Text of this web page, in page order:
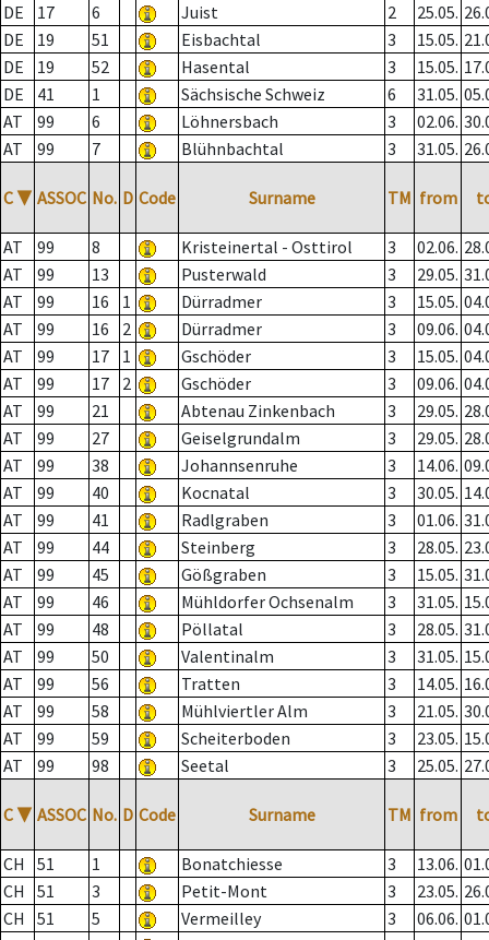
DE 17 6 Juist 2 25.05.
DE
19 51 Eisbachtal 3 15.05.
DE
19 52 Hasental 3 15.05.
DE
41 1 Sächsische Schweiz 6 31.05.
AT
99 6 Löhnersbach 3 02.06.
AT
99 7 Blühnbachtal 3 31.05.
C ▼ ASSOC No. D Code Surname TM from
AT 99 8 Kristeinertal - Osttirol 3 02.06.
AT
99 13 Pusterwald 3 29.05.
AT
99 16 1 Dürradmer 3 15.05.
AT
99 16 2 Dürradmer 3 09.06.
AT
99 17 1 Gschöder 3 15.05.
AT
99 17 2 Gschöder 3 09.06.
AT
99 21 Abtenau Zinkenbach 3 29.05.
AT
99 27 Geiselgrundalm 3 29.05.
AT
99 38 Johannsenruhe 3 14.06.
AT
99 40 Kocnatal 3 30.05.
AT
99 41 Radlgraben 3 01.06.
AT
99 44 Steinberg 3 28.05.
AT
99 45 Gößgraben 3 15.05.
AT
99 46 Mühldorfer Ochsenalm 3 31.05.
AT
99 48 Pöllatal 3 28.05.
AT
99 50 Valentinalm 3 31.05.
AT
99 56 Tratten 3 14.05.
AT
99 58 Mühlviertler Alm 3 21.05.
AT
99 59 Scheiterboden 3 23.05.
AT
99 98 Seetal 3 25.05.
C ▼ ASSOC No. D Code Surname TM from
CH 51 1 Bonatchiesse 3 13.06.
CH
51 3 Petit-Mont 3 23.05.
CH
51 5 Vermeilley 3 06.06.